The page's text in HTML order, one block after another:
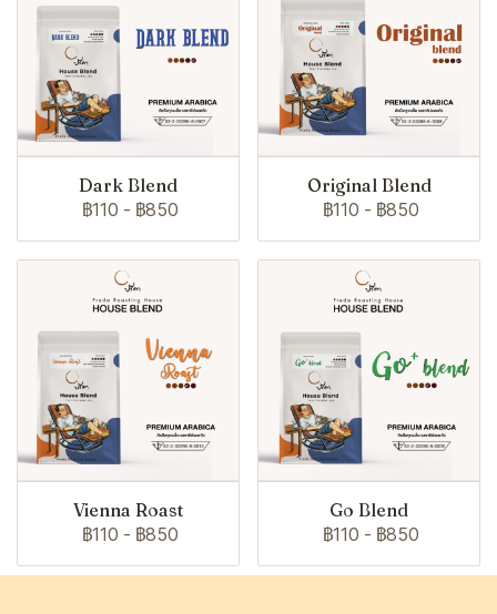
Dark Blend
฿110 - ฿850
Original Blend
฿110 - ฿850
Vienna Roast
฿110 - ฿850
Go Blend
฿110 - ฿850